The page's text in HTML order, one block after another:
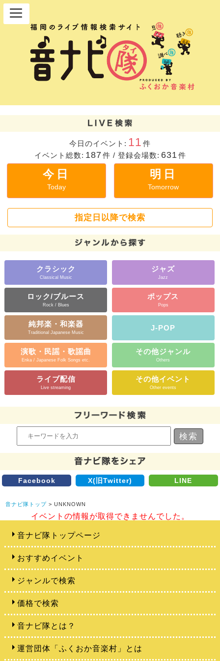
今日のイベント: 11 件
イベント総数: 187 件 / 登録会場数: 631 件
今日
Today
明日
Tomorrow
指定日以降で検索
クラシック
Classical Music
ジャズ
Jazz
ロック/ブルース
Rock / Blues
ポップス
Pops
純邦楽・和楽器
Traditional Japanese Music
J-POP
演歌・民謡・歌謡曲
Enka / Japanese Folk Songs etc.
その他ジャンル
Others
ライブ配信
Live streaming
その他イベント
Other events
Facebook X(旧Twitter) LINE
音ナビ隊トップ > UNKNOWN
イベントの情報が取得できませんでした。
音ナビ隊トップページ
おすすめイベント
ジャンルで検索
価格で検索
音ナビ隊とは？
運営団体「ふくおか音楽村」とは